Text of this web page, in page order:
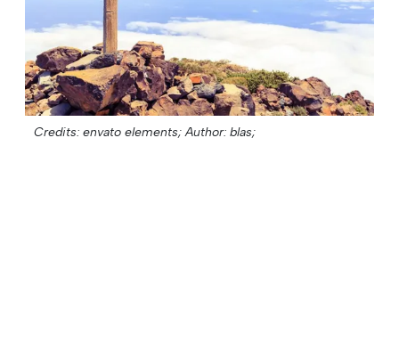
Credits: envato elements; Author: blas;